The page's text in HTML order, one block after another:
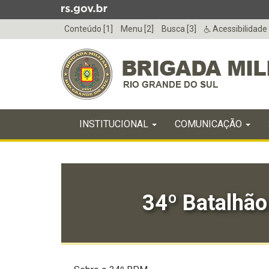
para
menu
Conteúdo [1] Menu [2] Busca [3] Acessibilidade
do
menu
INICIAL
INSTITUCIONAL COMUNICAÇÃO
34º